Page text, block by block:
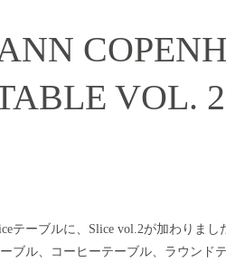
VOL.
テーブルに、Slice vol.2が加わりまし
ブル、コーヒーテーブル、ラウンド